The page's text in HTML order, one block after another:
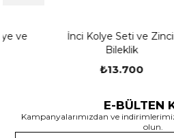
İnci Kolye Seti ve Zincir
₺13.700
E-BÜLTEN
Kampanyalarımızdan ve
olun.